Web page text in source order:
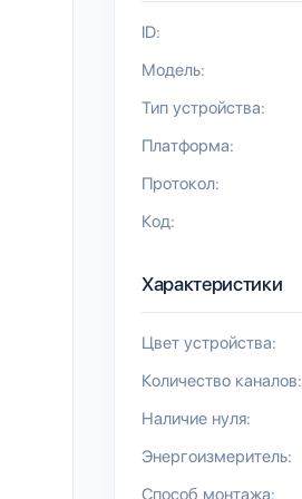
ID:
Модель:
Тип устройства:
Платформа:
Протокол:
Код:
Характеристики
Цвет устройства:
Количество каналов:
Наличие нуля:
Энергоизмеритель:
Способ монтажа: